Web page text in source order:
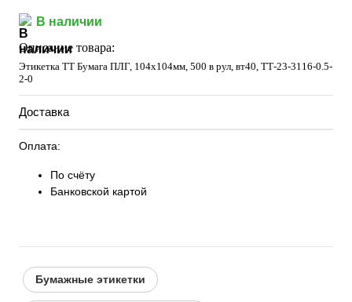
В наличии
Описание товара:
Этикетка ТТ Бумага ПЛГ, 104х104мм, 500 в рул, вт40, TТ-23-3116-0.5-
2-0
Доставка
Оплата:
По счёту
Банковской картой
Бумажные этикетки